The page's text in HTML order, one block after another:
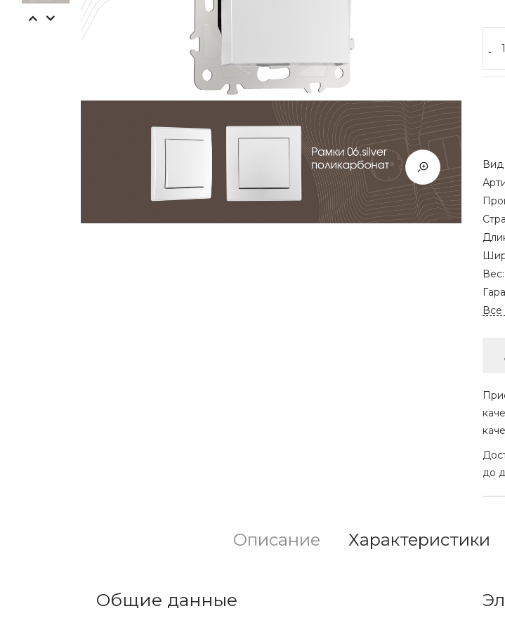
-
Вид
Вес:
Все
до
Описание Характеристики
Общие данные